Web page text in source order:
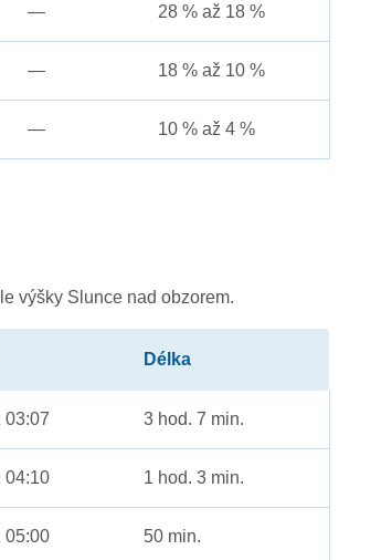
— 28 % až 18 %
— 18 % až 10 %
— 10 % až 4 %
výšky Slunce nad obzorem.
Délka
03:07 3 hod. 7 min.
04:10 1 hod. 3 min.
05:00 50 min.